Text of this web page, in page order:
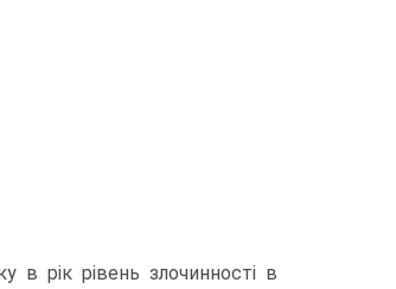
в рік рівень злочинності в